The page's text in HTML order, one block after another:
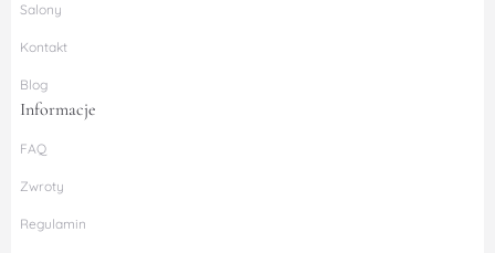
Salony
Kontakt
Blog
Informacje
FAQ
Zwroty
Regulamin